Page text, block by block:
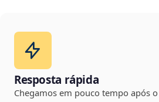
Resposta rápida
Chegamos em pouco tempo após